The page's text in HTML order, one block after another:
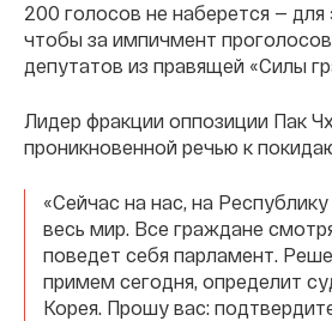
200 голосов не наберется —
чтобы за импичмент
депутатов из правящей «Силы
Лидер фракции оппозиции Пак
проникновенной речью к
«Сейчас на нас, на
весь мир. Все граждане
поведет себя парламент.
примем сегодня, определит
Корея. Прошу вас: